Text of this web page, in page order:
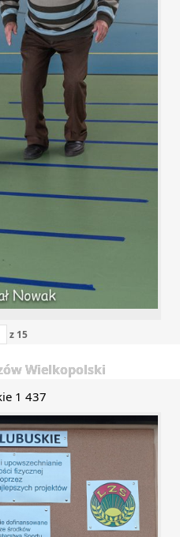
z 15
Wielkopolski
1 437